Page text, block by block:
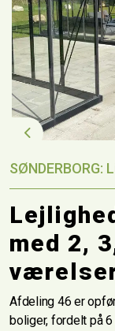
Previous
SØNDERBORG:
med 2,
Afdeling 46 er
boliger, fordelt på